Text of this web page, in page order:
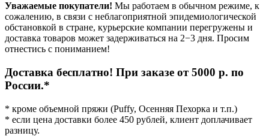
Уважаемые покупатели! Мы работаем в обычном режиме, к
сожалению, в связи с неблагоприятной эпидемиологической
обстановкой в стране, курьерские компании перегружены и
доставка товаров может задерживаться на 2−3 дня. Просим
отнестись с пониманием!
Доставка бесплатно! При заказе от 5000 р. по
России.*
* кроме объемной пряжи (Puffy, Осенняя Пехорка и т.п.)
* если цена доставки более 450 рублей, клиент доплачивает
разницу.